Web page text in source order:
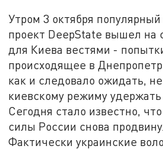
Утром 3 октября
проект DeepState вышел на
для Киева вестями -
происходящее в
как и следовало ожидать,
киевскому режиму удержать
Сегодня стало известно,
силы России снова
Фактически украинские